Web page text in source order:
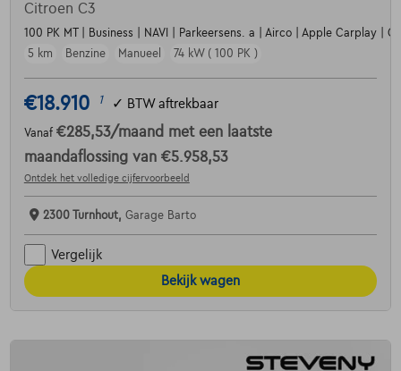
Citroen C3
100 PK MT | Business | NAVI | Parkeersens. a | Airco | Apple Carplay |
5 km
Benzine Manueel 74 kW ( 100 PK )
€18.910 1 ✓ BTW aftrekbaar
Vanaf €285,53/maand met een laatste
maandaflossing van €5.958,53
Ontdek het volledige cijfervoorbeeld
2300 Turnhout, Garage Barto
Vergelijk
Bekijk wagen